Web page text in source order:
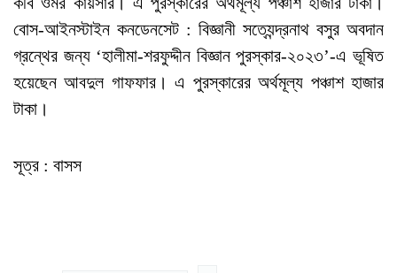
বোস-আইনস্টাইন কনডেনসেট : বিজ্ঞানী সত্যেন্দ্রনাথ বসুর অবদান
গ্রন্থের জন্য ‘হালীমা-শরফুদ্দীন বিজ্ঞান পুরস্কার-২০২৩’-এ ভূষিত
হয়েছেন আবদুল গাফফার। এ পুরস্কারের অর্থমূল্য পঞ্চাশ হাজার
টাকা।
সূত্র : বাসস